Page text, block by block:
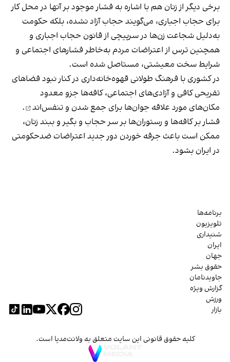
برخی دیگر از زنان هم با اشاره به فشار موجود بر آنها در محل کار
برای حجاب اجباری، می‌گویند حجاب آزاد نشده، بلکه حکومت
به‌دلیل شجاعت زن‌ها در سرپیچی از قانون حجاب اجباری و
همچنین ترس از اعتراضات مردم به‌خاطر فشارهای اجتماعی و
شرایط سخت معیشتی، مستاصل شده است.
در کشوری با فرهنگ طولانی قهوه‌‌خانه‌داری در کنار نبود فضاهای
تفریحی کافی و آزادی‌های اجتماعی، کافه‌ها جزو معدود
مکان‌های مورد علاقه جوان‌ها برای جمع شدن و تنفس‌اند
.
فشار بر کافه‌ها و رستوران‌ها بر سر حجاب و بگیر و ببند زنان،
ممکن است باعث جرقه خوردن دور جدید اعتراضات ضدحکومتی
در ایران بشود.
برنامه‌ها
تلویزیون
شنیداری
ایران
جهان
حقوق بشر
جاویدنامان
گزارش ویژه
ورزش
بازار
کلیه حقوق قانونی این سایت متعلق به ولانت‌مدیا است.